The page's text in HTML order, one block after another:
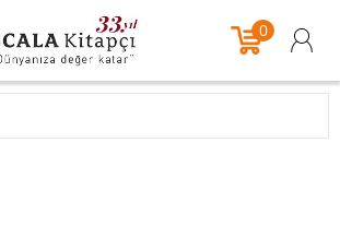
0